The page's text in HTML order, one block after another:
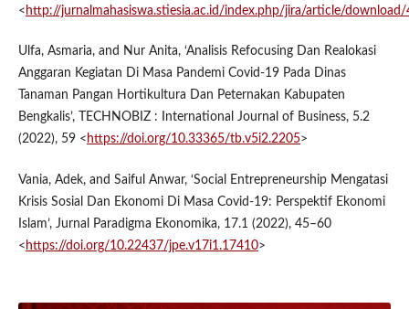
< http://jurnalmahasiswa.stiesia.ac.id/index.php/jira/article/
Ulfa, Asmaria, and Nur Anita, ‘Analisis Refocusing Dan Realokasi
Anggaran Kegiatan Di Masa Pandemi Covid-19 Pada Dinas
Tanaman Pangan Hortikultura Dan Peternakan Kabupaten
Bengkalis’, TECHNOBIZ : International Journal of Business, 5.2
(2022), 59 < https://doi.org/10.33365/tb.v5i2.2205>
Vania, Adek, and Saiful Anwar, ‘Social Entrepreneurship Mengatasi
Krisis Sosial Dan Ekonomi Di Masa Covid-19: Perspektif Ekonomi
Islam’, Jurnal Paradigma Ekonomika, 17.1 (2022), 45–60
< https://doi.org/10.22437/jpe.v17i1.17410>